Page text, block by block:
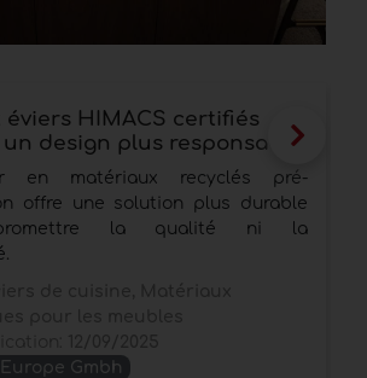
éviers HIMACS certifiés
un design plus responsable
en matériaux recyclés pré-
offre une solution plus durable
la qualité ni la
Europe Gmbh